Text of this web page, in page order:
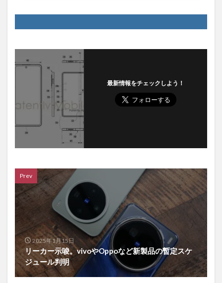
最新情報をチェックしよう！
Prev
2025年1月15日
リーカー示唆。vivoやOppoなど新製品の暫定スケ
ジュール判明